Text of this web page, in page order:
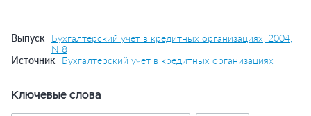
Выпуск
Бухгалтерский учет в кредитных организациях, 2004,
N 8
Источник
Бухгалтерский учет в кредитных организациях
Ключевые слова